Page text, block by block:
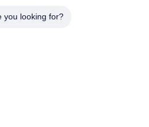
you looking for?